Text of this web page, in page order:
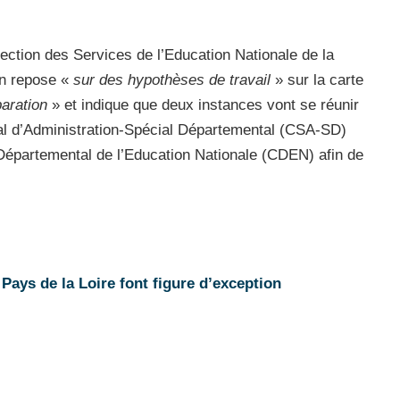
des Services de l’Education Nationale de la
repose « sur des hypothèses de travail » sur la carte
» et indique que deux instances vont se réunir
Spécial Départemental (CSA-SD)
de l’Education Nationale (CDEN) afin de
de la Loire font figure d’exception